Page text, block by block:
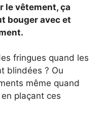
le vêtement, ça
bouger avec et
fringues quand les
blindées ? Ou
même quand
plaçant ces